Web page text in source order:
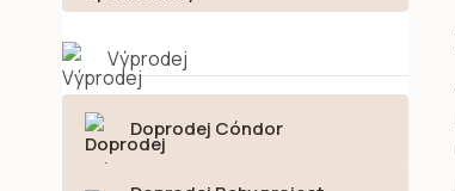
Výprodej
Doprodej Cóndor